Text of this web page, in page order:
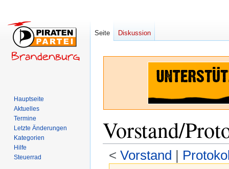
Vorstand/
< Vorstand ‎ |
Seite Diskussion
Hauptseite
Aktuelles
Termine
Letzte Änderungen
Kategorien
Hilfe
Steuerrad